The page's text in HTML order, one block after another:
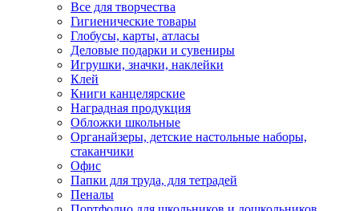
Все для творчества
Гигиенические товары
Глобусы, карты, атласы
Деловые подарки и сувениры
Игрушки, значки, наклейки
Клей
Книги канцелярские
Наградная продукция
Обложки школьные
Органайзеры, детские настольные наборы,
стаканчики
Офис
Папки для труда, для тетрадей
Пеналы